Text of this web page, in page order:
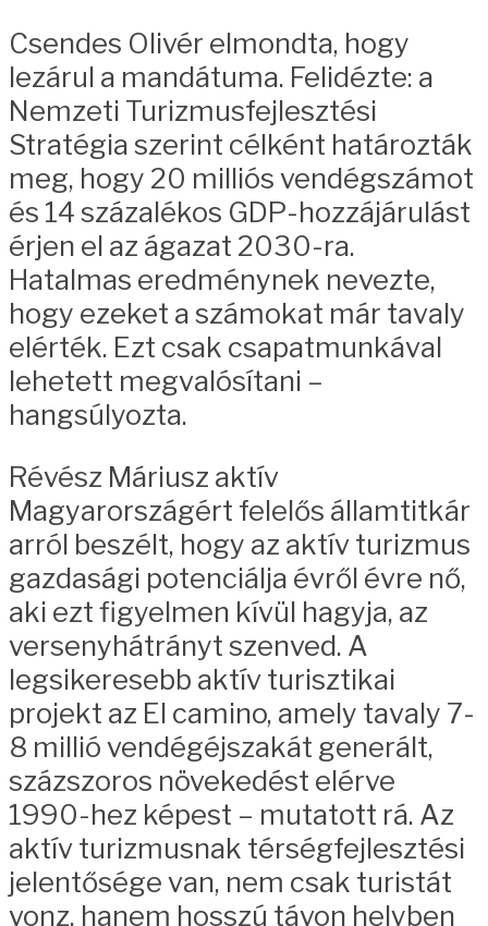
Csendes Olivér elmondta, hogy
lezárul a mandátuma. Felidézte: a
Nemzeti Turizmusfejlesztési
Stratégia szerint célként határozták
meg, hogy 20 milliós vendégszámot
és 14 százalékos GDP-hozzájárulást
érjen el az ágazat 2030-ra.
Hatalmas eredménynek nevezte,
hogy ezeket a számokat már tavaly
elérték. Ezt csak csapatmunkával
lehetett megvalósítani –
hangsúlyozta.
Révész Máriusz aktív
Magyarországért felelős államtitkár
arról beszélt, hogy az aktív turizmus
gazdasági potenciálja évről évre nő,
aki ezt figyelmen kívül hagyja, az
versenyhátrányt szenved. A
legsikeresebb aktív turisztikai
projekt az El camino, amely tavaly 7-
8 millió vendégéjszakát generált,
százszoros növekedést elérve
1990-hez képest – mutatott rá. Az
aktív turizmusnak térségfejlesztési
jelentősége van, nem csak turistát
vonz, hanem hosszú távon helyben